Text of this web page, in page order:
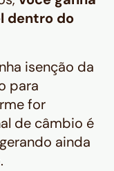
dentro do
isenção da
para
for
de câmbio é
ainda